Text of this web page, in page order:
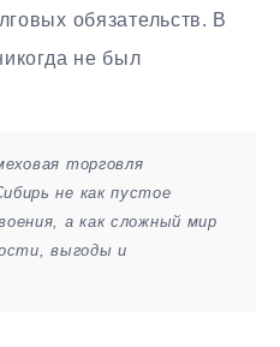
обязательств. В
не был
торговля
не как пустое
а как сложный мир
выгоды и